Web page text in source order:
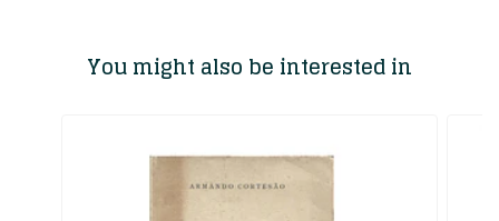
You might also be interested in